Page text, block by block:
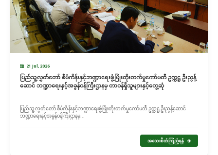
21 Jul, 2026
ပြည်သူ့လွှတ်တော် စီမံကိန်းနှင့်ဘဏ္ဍာရေးဖွံ့ဖြိုးတိုးတက်မှုကော်မတီ ဥက္ကဋ္ဌ ဦးညွန့်
ဆောင် ဘဏ္ဍာရေးနှင့်အခွန်ဝန်ကြီးဌာနမှ တာဝန်ရှိသူများနှင့်တွေ့ဆုံ
ပြည်သူ့လွှတ်တော် စီမံကိန်းနှင့်ဘဏ္ဍာရေးဖွံ့ဖြိုးတိုးတက်မှုကော်မတီ ဥက္ကဋ္ဌ ဦးညွန့်ဆောင်
ဘဏ္ဍာရေးနှင့်အခွန်ဝန်ကြီးဌာနမှ...
အသေးစိတ်ကြည့်ရန်